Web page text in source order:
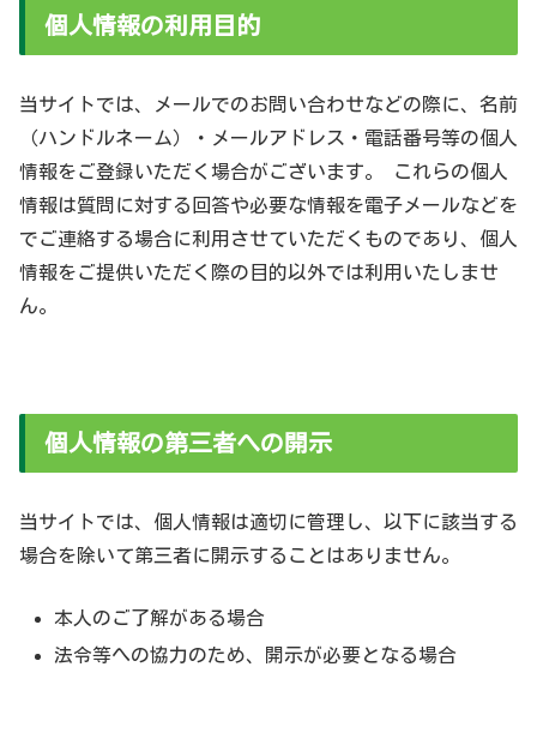
個人情報の利用目的
当サイトでは、メールでのお問い合わせなどの際に、名前
（ハンドルネーム）・メールアドレス・電話番号等の個人
情報をご登録いただく場合がございます。 これらの個人
情報は質問に対する回答や必要な情報を電子メールなどを
でご連絡する場合に利用させていただくものであり、個人
情報をご提供いただく際の目的以外では利用いたしませ
ん。
個人情報の第三者への開示
当サイトでは、個人情報は適切に管理し、以下に該当する
場合を除いて第三者に開示することはありません。
本人のご了解がある場合
法令等への協力のため、開示が必要となる場合